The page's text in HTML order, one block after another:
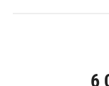
6